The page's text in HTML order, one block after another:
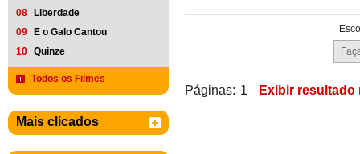
08
Liberdade
09
E o Galo Cantou
10 Quinze
Todos os Filmes
Mais clicados
Páginas: 1 Exibir resultado